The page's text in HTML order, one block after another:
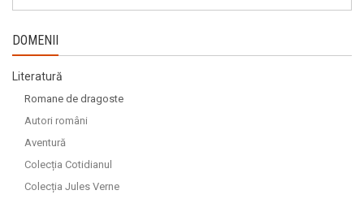
DOMENII
Literatură
Romane de dragoste
Autori români
Aventură
Colecția Cotidianul
Colecția Jules Verne